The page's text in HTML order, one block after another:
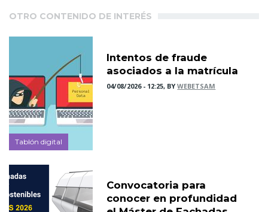
OTRO CONTENIDO DE INTERÉS
Tablón digital
Intentos de fraude
asociados a la matrícula
04/08/2026 - 12:25, BYWEBETSAM
Convocatoria para
conocer en profundidad